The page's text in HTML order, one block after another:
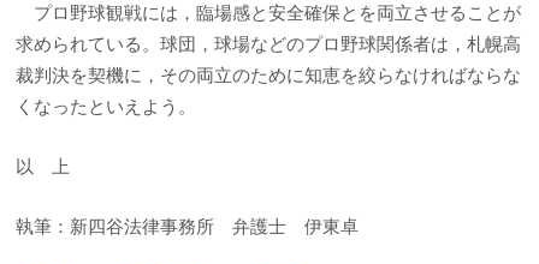
プロ野球観戦には，臨場感と安全確保とを両立させることが
求められている。球団，球場などのプロ野球関係者は，札幌高
裁判決を契機に，その両立のために知恵を絞らなければならな
くなったといえよう。
以 上
執筆：新四谷法律事務所 弁護士 伊東卓